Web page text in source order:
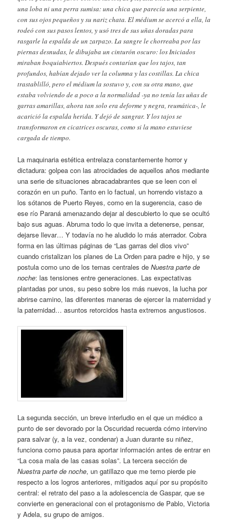
una loba ni una perra sumisa: una chica que parecía una serpiente,
con sus ojos pequeños y su nariz chata. El médium se acercó a ella, la
rodeó con sus pasos lentos, y usó tres de sus uñas doradas para
rasgarle la espalda de un zarpazo. La sangre le chorreaba por las
piernas desnudas, le dibujaba un cinturón oscuro: los Iniciados
miraban boquiabiertos. Después contarían que los tajos, tan
profundos, habían dejado ver la columna y las costillas. La chica
trastablilló, pero el médium la sostuvo y, con su otra mano, que
estaba volviendo de a poco a la normalidad -ya no tenía las uñas de
garras amarillas, ahora tan solo era deforme y negra, reumática-, le
acarició la espalda herida. Y dejó de sangrar. Y los tajos se
transformaron en cicatrices oscuras, como si la mano estuviese
cargada de tiempo.
La maquinaria estética entrelaza constantemente horror y
dictadura: golpea con las atrocidades de aquellos años mediante
una serie de situaciones abracadabrantes que se leen con el
corazón en un puño. Tanto en lo factual, un horrendo vistazo a
los sótanos de Puerto Reyes, como en la sugerencia, caso de
ese río Paraná amenazando dejar al descubierto lo que se ocultó
bajo sus aguas. Abruma todo lo que invita a detenerse, pensar,
dejarse llevar… Y todavía no he aludido lo más aterrador. Cobra
forma en las últimas páginas de “Las garras del dios vivo”
cuando cristalizan los planes de La Orden para padre e hijo, y se
postula como uno de los temas centrales deNuestra parte de
noche: las tensiones entre generaciones. Las expectativas
plantadas por unos, su peso sobre los más nuevos, la lucha por
abrirse camino, las diferentes maneras de ejercer la maternidad y
la paternidad… asuntos retorcidos hasta extremos angustiosos.
La segunda sección, un breve interludio en el que un médico a
punto de ser devorado por la Oscuridad recuerda cómo intervino
para salvar (y, a la vez, condenar) a Juan durante su niñez,
funciona como pausa para aportar información antes de entrar en
“La cosa mala de las casas solas”. La tercera sección de
Nuestra parte de noche, un gatillazo que me temo pierde pie
respecto a los logros anteriores, mitigados aquí por su propósito
central: el retrato del paso a la adolescencia de Gaspar, que se
convierte en generacional con el protagonismo de Pablo, Victoria
y Adela, su grupo de amigos.